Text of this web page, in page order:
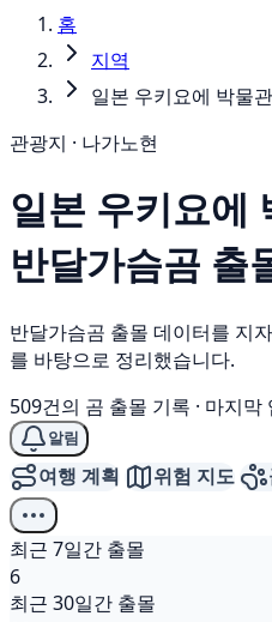
홈
지역
일본 우키요에 박물관
관광지 · 나가노현
일본 우키요에
반달가슴곰 출
반달가슴곰 출몰 데이터를 지
를 바탕으로 정리했습니다.
509건의 곰 출몰 기록 · 마지막
알림
여행 계획 위험 지도
최근 7일간 출몰
6
최근 30일간 출몰